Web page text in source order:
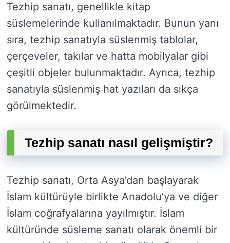
Tezhip sanatı, genellikle kitap
süslemelerinde kullanılmaktadır. Bunun yanı
sıra, tezhip sanatıyla süslenmiş tablolar,
çerçeveler, takılar ve hatta mobilyalar gibi
çeşitli objeler bulunmaktadır. Ayrıca, tezhip
sanatıyla süslenmiş hat yazıları da sıkça
görülmektedir.
Tezhip sanatı nasıl gelişmiştir?
Tezhip sanatı, Orta Asya’dan başlayarak
İslam kültürüyle birlikte Anadolu’ya ve diğer
İslam coğrafyalarına yayılmıştır. İslam
kültüründe süsleme sanatı olarak önemli bir